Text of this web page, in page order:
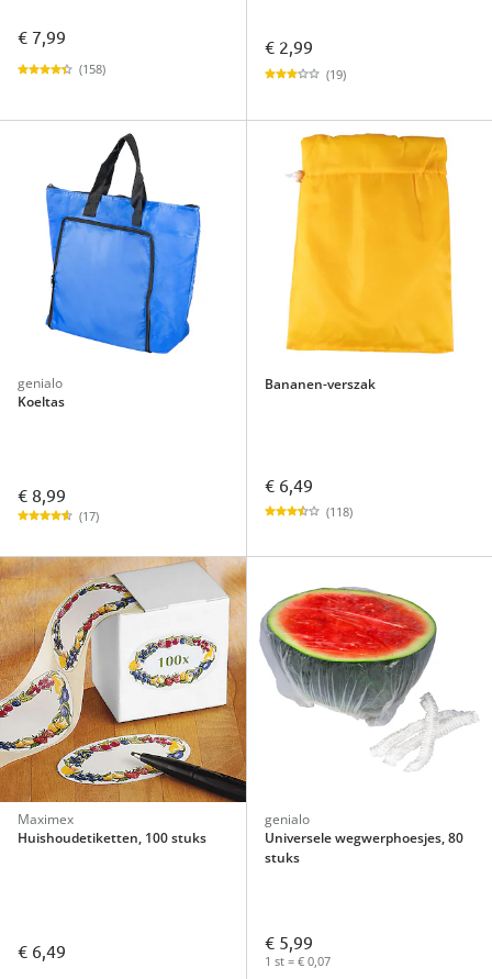
€ 7,99
(158)
€ 2,99
(19)
genialo
Koeltas
€ 8,99
(17)
Bananen-verszak
€ 6,49
(118)
Maximex
Huishoudetiketten, 100 stuks
€ 6,49
genialo
Universele wegwerphoesjes, 80
stuks
€ 5,99
1 st = € 0,07